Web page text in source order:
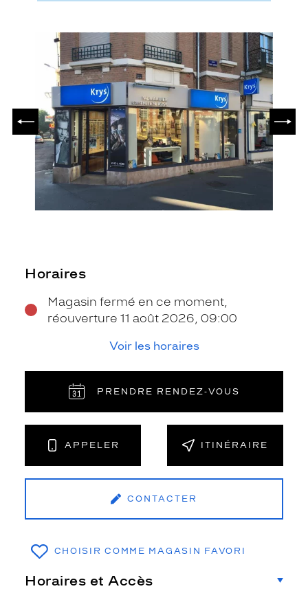
PRÉCÉDENT
Horaires
Magasin fermé en ce moment,
réouverture 11 août 2026, 09:00
Voir les horaires
PRENDRE RENDEZ‑VOUS
APPELER ITINÉRAIRE
CONTACTER
CHOISIR COMME MAGASIN FAVORI
Horaires et Accès